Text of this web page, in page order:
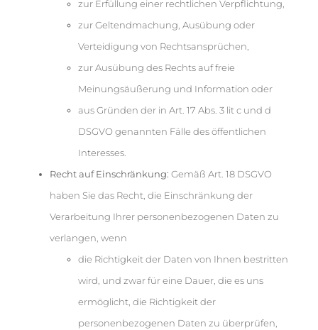
zur Erfüllung einer rechtlichen Verpflichtung,
zur Geltendmachung, Ausübung oder
Verteidigung von Rechtsansprüchen,
zur Ausübung des Rechts auf freie
Meinungsäußerung und Information oder
aus Gründen der in Art. 17 Abs. 3 lit c und d
DSGVO genannten Fälle des öffentlichen
Interesses.
Recht auf Einschränkung: Gemäß Art. 18 DSGVO
haben Sie das Recht, die Einschränkung der
Verarbeitung Ihrer personenbezogenen Daten zu
verlangen, wenn
die Richtigkeit der Daten von Ihnen bestritten
wird, und zwar für eine Dauer, die es uns
ermöglicht, die Richtigkeit der
personenbezogenen Daten zu überprüfen,